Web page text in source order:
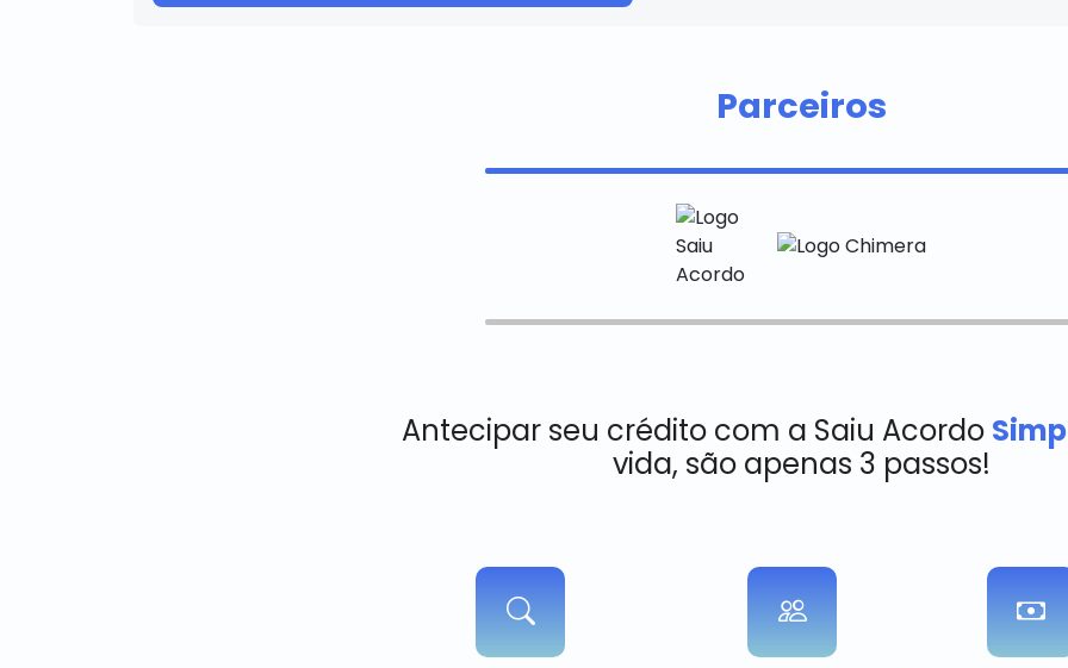
Parceiros
Antecipar seu crédito com a Saiu Acordo
vida, são apenas 3 passos!